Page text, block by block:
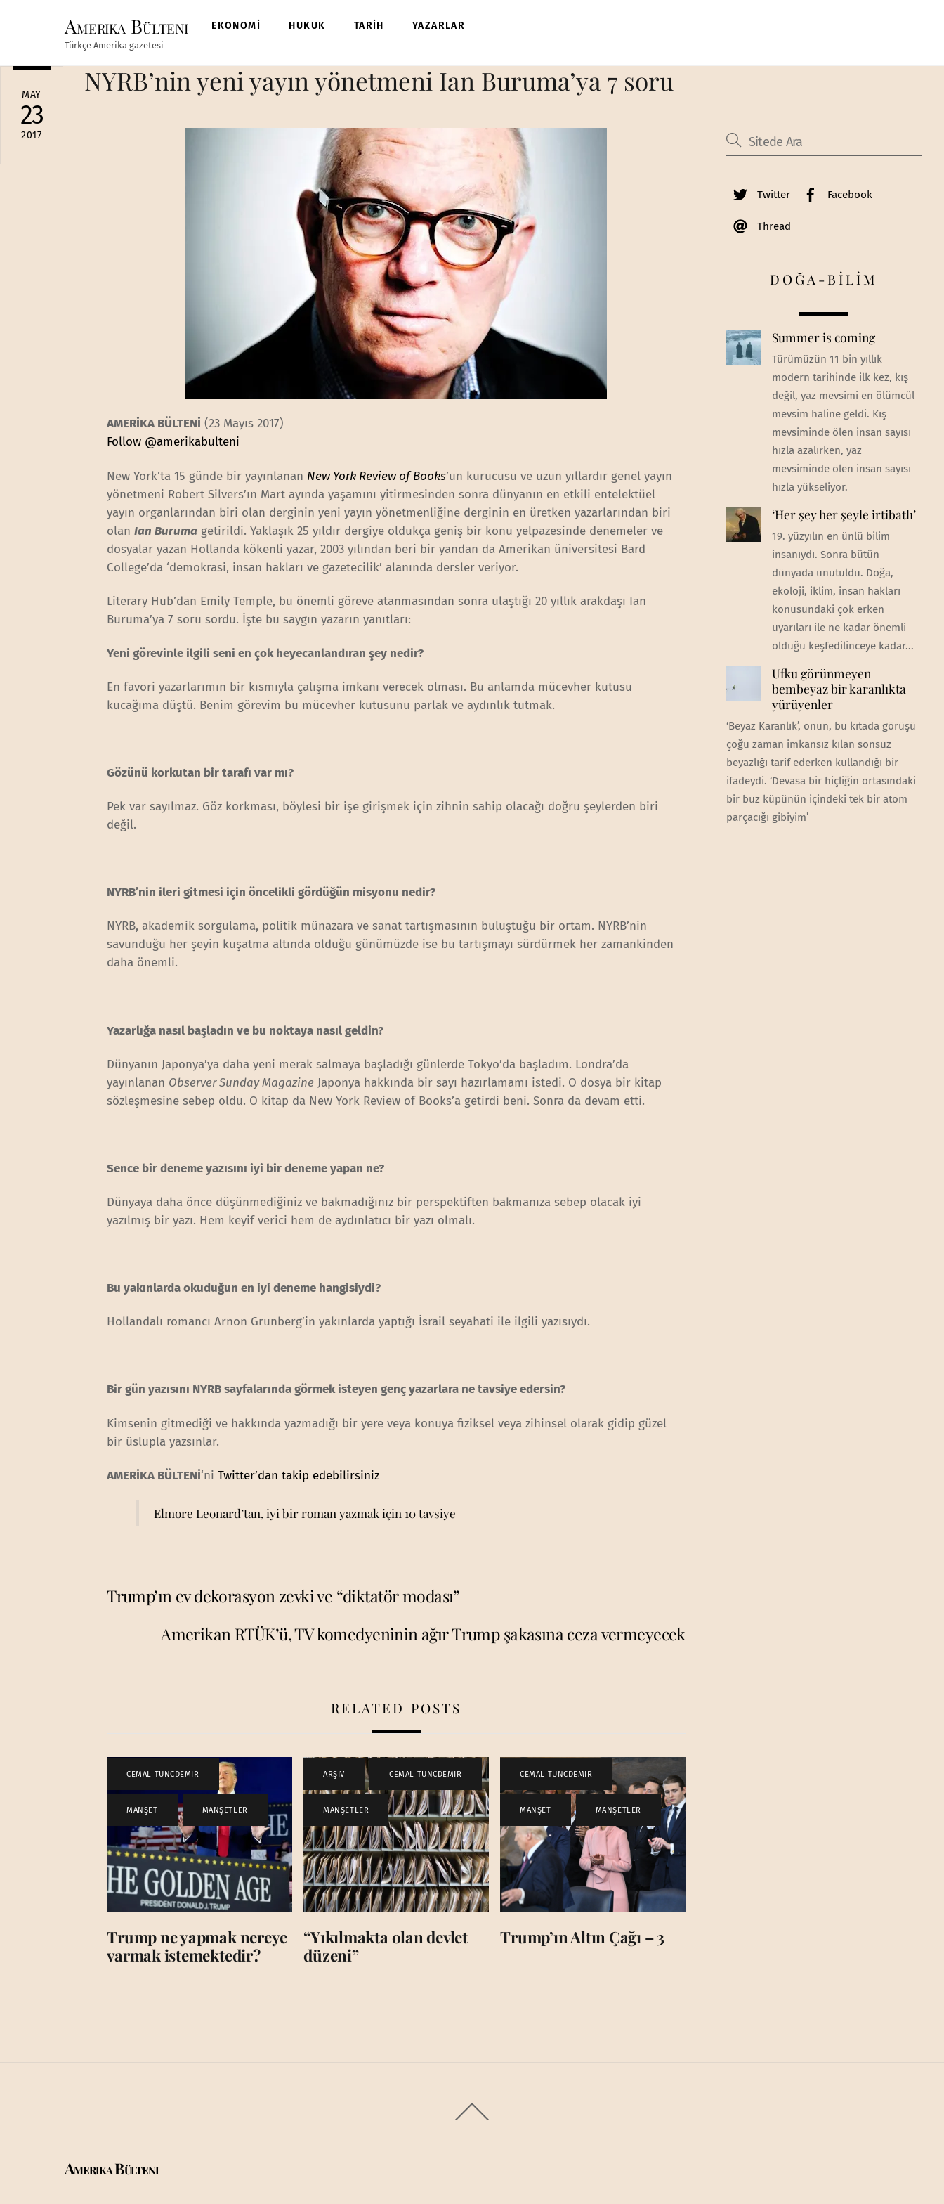
Amerika Bülteni
Türkçe Amerika gazetesi
EKONOMİ HUKUK TARİH YAZARLAR
MAY
23
2017
NYRB’nin yeni yayın yönetmeni Ian Buruma’ya 7 soru
AMERİKA BÜLTENİ (23 Mayıs 2017)
Follow @amerikabulteni
New York’ta 15 günde bir yayınlanan New York Review of Books’un kurucusu ve uzun yıllardır genel yayın
yönetmeni Robert Silvers’ın Mart ayında yaşamını yitirmesinden sonra dünyanın en etkili entelektüel
yayın organlarından biri olan derginin yeni yayın yönetmenliğine derginin en üretken yazarlarından biri
olanIan Buruma getirildi. Yaklaşık 25 yıldır dergiye oldukça geniş bir konu yelpazesinde denemeler ve
dosyalar yazan Hollanda kökenli yazar, 2003 yılından beri bir yandan da Amerikan üniversitesi Bard
College’da ‘demokrasi, insan hakları ve gazetecilik’ alanında dersler veriyor.
Literary Hub’dan Emily Temple, bu önemli göreve atanmasından sonra ulaştığı 20 yıllık arakdaşı Ian
Buruma’ya 7 soru sordu. İşte bu saygın yazarın yanıtları:
Yeni görevinle ilgili seni en çok heyecanlandıran şey nedir?
En favori yazarlarımın bir kısmıyla çalışma imkanı verecek olması. Bu anlamda mücevher kutusu
kucağıma düştü. Benim görevim bu mücevher kutusunu parlak ve aydınlık tutmak.
Gözünü korkutan bir tarafı var mı?
Pek var sayılmaz. Göz korkması, böylesi bir işe girişmek için zihnin sahip olacağı doğru şeylerden biri
değil.
NYRB’nin ileri gitmesi için öncelikli gördüğün misyonu nedir?
NYRB, akademik sorgulama, politik münazara ve sanat tartışmasının buluştuğu bir ortam. NYRB’nin
savunduğu her şeyin kuşatma altında olduğu günümüzde ise bu tartışmayı sürdürmek her zamankinden
daha önemli.
Yazarlığa nasıl başladın ve bu noktaya nasıl geldin?
Dünyanın Japonya’ya daha yeni merak salmaya başladığı günlerde Tokyo’da başladım. Londra’da
yayınlanan Observer Sunday Magazine Japonya hakkında bir sayı hazırlamamı istedi. O dosya bir kitap
sözleşmesine sebep oldu. O kitap da New York Review of Books’a getirdi beni. Sonra da devam etti.
Sence bir deneme yazısını iyi bir deneme yapan ne?
Dünyaya daha önce düşünmediğiniz ve bakmadığınız bir perspektiften bakmanıza sebep olacak iyi
yazılmış bir yazı. Hem keyif verici hem de aydınlatıcı bir yazı olmalı.
Bu yakınlarda okuduğun en iyi deneme hangisiydi?
Hollandalı romancı Arnon Grunberg’in yakınlarda yaptığı İsrail seyahati ile ilgili yazısıydı.
Bir gün yazısını NYRB sayfalarında görmek isteyen genç yazarlara ne tavsiye edersin?
Kimsenin gitmediği ve hakkında yazmadığı bir yere veya konuya fiziksel veya zihinsel olarak gidip güzel
bir üslupla yazsınlar.
AMERİKA BÜLTENİ‘ni Twitter’dan takip edebilirsiniz
Elmore Leonard’tan, iyi bir roman yazmak için 10 tavsiye
Trump’ın ev dekorasyon zevki ve “diktatör modası”
Amerikan RTÜK’ü, TV komedyeninin ağır Trump şakasına ceza vermeyecek
RELATED POSTS
CEMAL TUNCDEMİR ,
MANŞET , MANŞETLER
Trump ne yapmak nereye
varmak istemektedir?
ARŞİV , CEMAL TUNCDEMİR ,
MANŞETLER
“Yıkılmakta olan devlet
düzeni”
CEMAL TUNCDEMİR
MANŞET , MANŞETLER
Trump’ın Altın Çağı – 3
Twitter Facebook
Thread
DOĞA-BİLİM
Summer is coming
Türümüzün 11 bin yıllık
modern tarihinde ilk kez, kış
değil, yaz mevsimi en ölümcül
mevsim haline geldi. Kış
mevsiminde ölen insan sayısı
hızla azalırken, yaz
mevsiminde ölen insan sayısı
hızla yükseliyor.
‘Her şey her şeyle irtibatlı’
19. yüzyılın en ünlü bilim
insanıydı. Sonra bütün
dünyada unutuldu. Doğa,
ekoloji, iklim, insan hakları
konusundaki çok erken
uyarıları ile ne kadar önemli
olduğu keşfedilinceye kadar...
Ufku görünmeyen
bembeyaz bir karanlıkta
yürüyenler
‘Beyaz Karanlık’, onun, bu kıtada görüşü
çoğu zaman imkansız kılan sonsuz
beyazlığı tarif ederken kullandığı bir
ifadeydi. ‘Devasa bir hiçliğin ortasındaki
bir buz küpünün içindeki tek bir atom
parçacığı gibiyim’
To
Amerika Bülteni